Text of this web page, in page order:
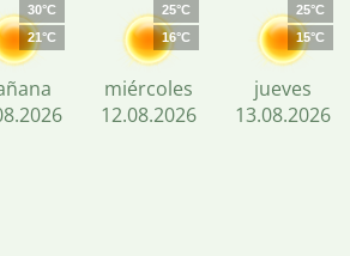
30°C
21°C
25°C
16°C
miércoles
12.08.2026
25°C
15°C
jueves
13.08.2026